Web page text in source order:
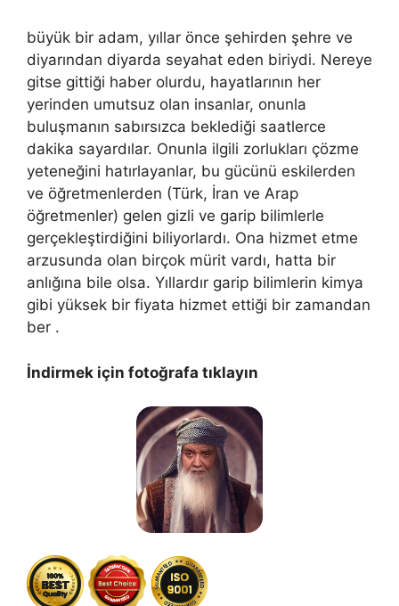
büyük bir adam, yıllar önce şehirden şehre ve
diyarından diyarda seyahat eden biriydi. Nereye
gitse gittiği haber olurdu, hayatlarının her
yerinden umutsuz olan insanlar, onunla
buluşmanın sabırsızca beklediği saatlerce
dakika sayardılar. Onunla ilgili zorlukları çözme
yeteneğini hatırlayanlar, bu gücünü eskilerden
ve öğretmenlerden (Türk, İran ve Arap
öğretmenler) gelen gizli ve garip bilimlerle
gerçekleştirdiğini biliyorlardı. Ona hizmet etme
arzusunda olan birçok mürit vardı, hatta bir
anlığına bile olsa. Yıllardır garip bilimlerin kimya
gibi yüksek bir fiyata hizmet ettiği bir zamandan
ber .
İndirmek için fotoğrafa tıklayın